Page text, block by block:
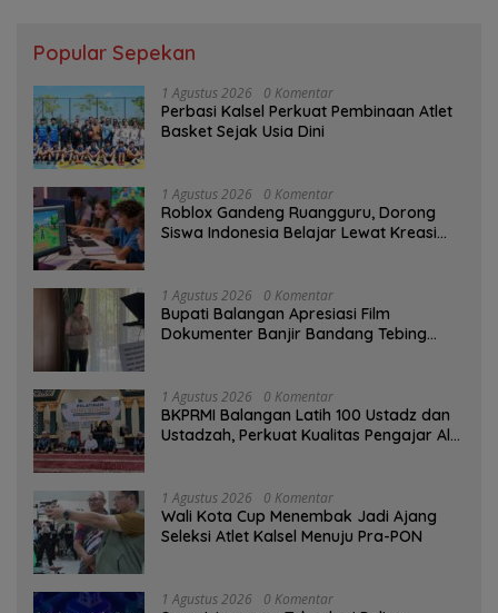
Popular Sepekan
1 Agustus 2026 0 Komentar
Perbasi Kalsel Perkuat Pembinaan Atlet
Basket Sejak Usia Dini
1 Agustus 2026 0 Komentar
Roblox Gandeng Ruangguru, Dorong
Siswa Indonesia Belajar Lewat Kreasi
1 Agustus 2026 0 Komentar
Bupati Balangan Apresiasi Film
Dokumenter Banjir Bandang Tebing
1 Agustus 2026 0 Komentar
BKPRMI Balangan Latih 100 Ustadz dan
Ustadzah, Perkuat Kualitas Pengajar Al-
1 Agustus 2026 0 Komentar
Wali Kota Cup Menembak Jadi Ajang
Seleksi Atlet Kalsel Menuju Pra-PON
1 Agustus 2026 0 Komentar